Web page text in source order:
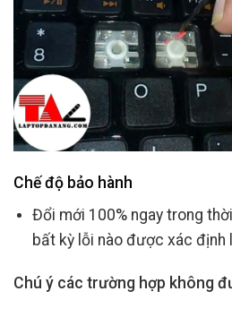
Chế độ bảo hành
Đổi mới 100% ngay trong
bất kỳ lỗi nào được xác định
Chú ý các trường hợp không